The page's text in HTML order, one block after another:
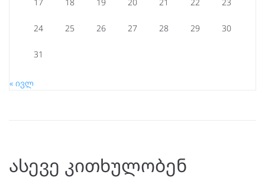
24 25 26 27 28 29 30
31
« ივლ
ასევე კითხულობენ